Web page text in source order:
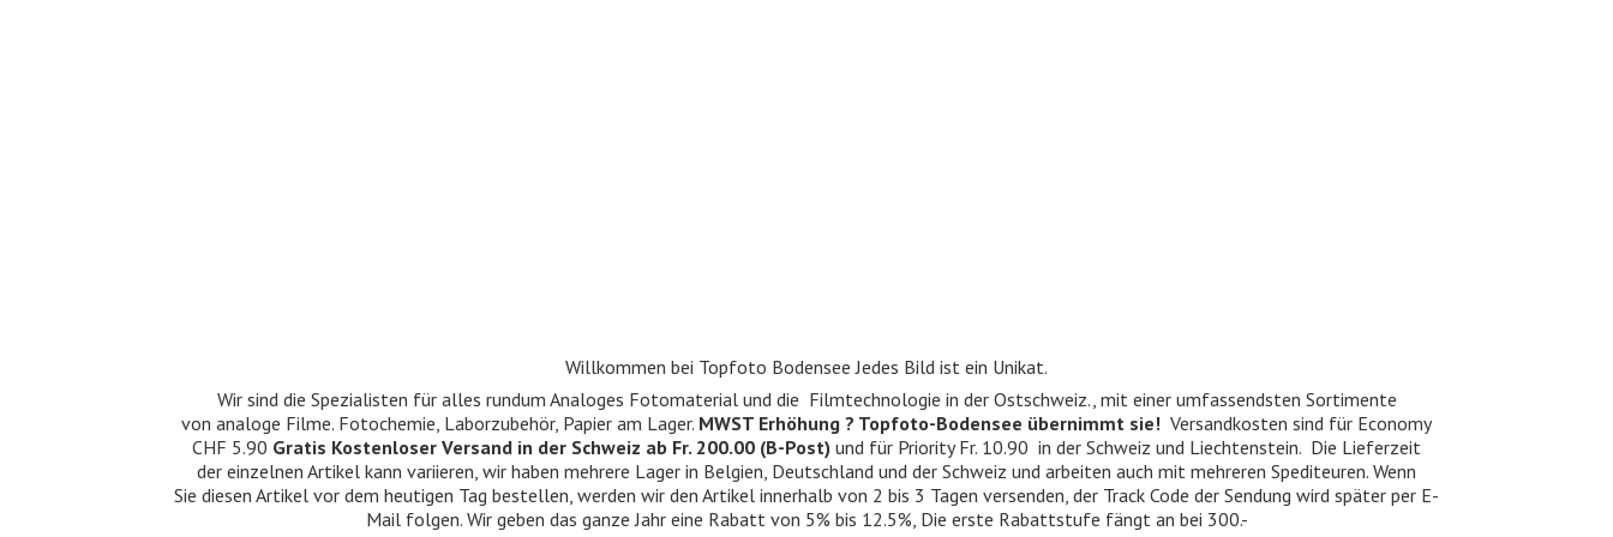
Willkommen bei Topfoto Bodensee Jedes Bild ist ein Unikat.
Wir sind die Spezialisten für alles rundum Analoges Fotomaterial und die Filmtechnologie in der Ostschweiz., mit einer umfassendsten Sortimente
von analoge Filme. Fotochemie, Laborzubehör, Papier am Lager. MWST Erhöhung ? Topfoto-Bodensee übernimmt sie! Versandkosten sind für Economy
CHF 5.90 Gratis Kostenloser Versand in der Schweiz ab Fr. 200.00 (B-Post) und für Priority Fr. 10.90 in der Schweiz und Liechtenstein. Die Lieferzeit
der einzelnen Artikel kann variieren, wir haben mehrere Lager in Belgien, Deutschland und der Schweiz und arbeiten auch mit mehreren Spediteuren. Wenn
Sie diesen Artikel vor dem heutigen Tag bestellen, werden wir den Artikel innerhalb von 2 bis 3 Tagen versenden, der Track Code der Sendung wird später per E-
Mail folgen. Wir geben das ganze Jahr eine Rabatt von 5% bis 12.5%, Die erste Rabattstufe fängt an bei 300.-